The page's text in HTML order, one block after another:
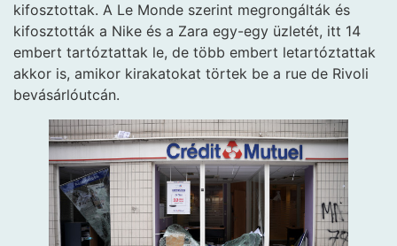
kifosztottak. A Le Monde szerint megrongálták és
kifosztották a Nike és a Zara egy-egy üzletét, itt 14
embert tartóztattak le, de több embert letartóztattak
akkor is, amikor kirakatokat törtek be a rue de Rivoli
bevásárlóutcán.